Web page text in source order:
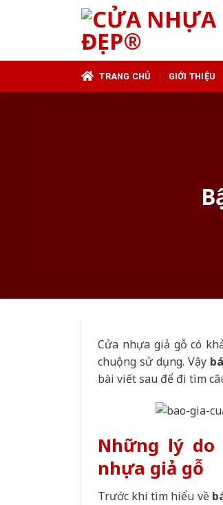
TRANG CHỦ GIỚI THIỆU
Cửa nhựa giả gỗ có
chuộng sử dụng. Vậy
bài viết sau để đi tìm
Những lý
nhựa giả gỗ
Trước khi tìm hiểu về